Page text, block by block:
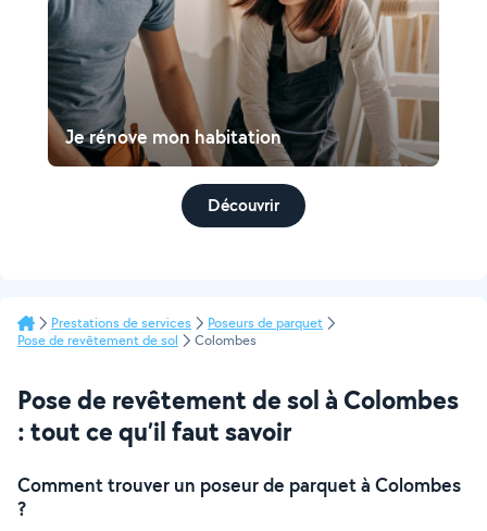
Je rénove mon habitation
Découvrir
Prestations de services
Poseurs de parquet
Pose de revêtement de sol
Colombes
Pose de revêtement de sol à Colombes
: tout ce qu’il faut savoir
Comment trouver un poseur de parquet à Colombes
?